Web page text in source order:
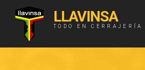
LLAVINSA
TODO EN CERRAJERÍA